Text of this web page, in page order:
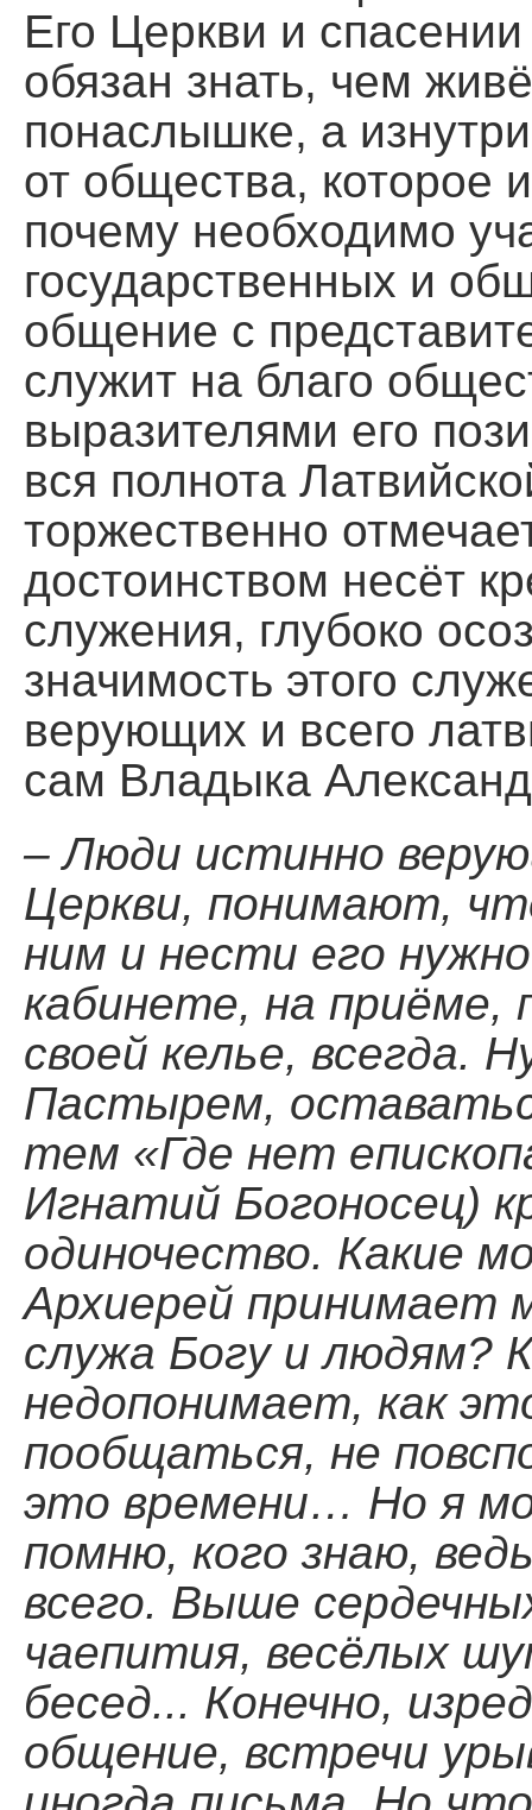
Его Церкви и
обязан знать, чем
понаслышке, а
от общества, которое
почему необходимо
государственных и
общение с
служит на благо
выразителями его
вся полнота
торжественно
достоинством несёт
служения, глубоко
значимость этого
верующих и всего
сам Владыка
– Люди истинно
Церкви, понимают,
ним и нести его
кабинете, на приёме,
своей келье, всегда.
Пастырем,
тем «Где нет
Игнатий Богоносец)
одиночество. Какие
Архиерей принимает
служа Богу и людям?
недопонимает, как
пообщаться, не
это времени… Но я
помню, кого знаю,
всего. Выше
чаепития, весёлых
бесед... Конечно,
общение, встречи